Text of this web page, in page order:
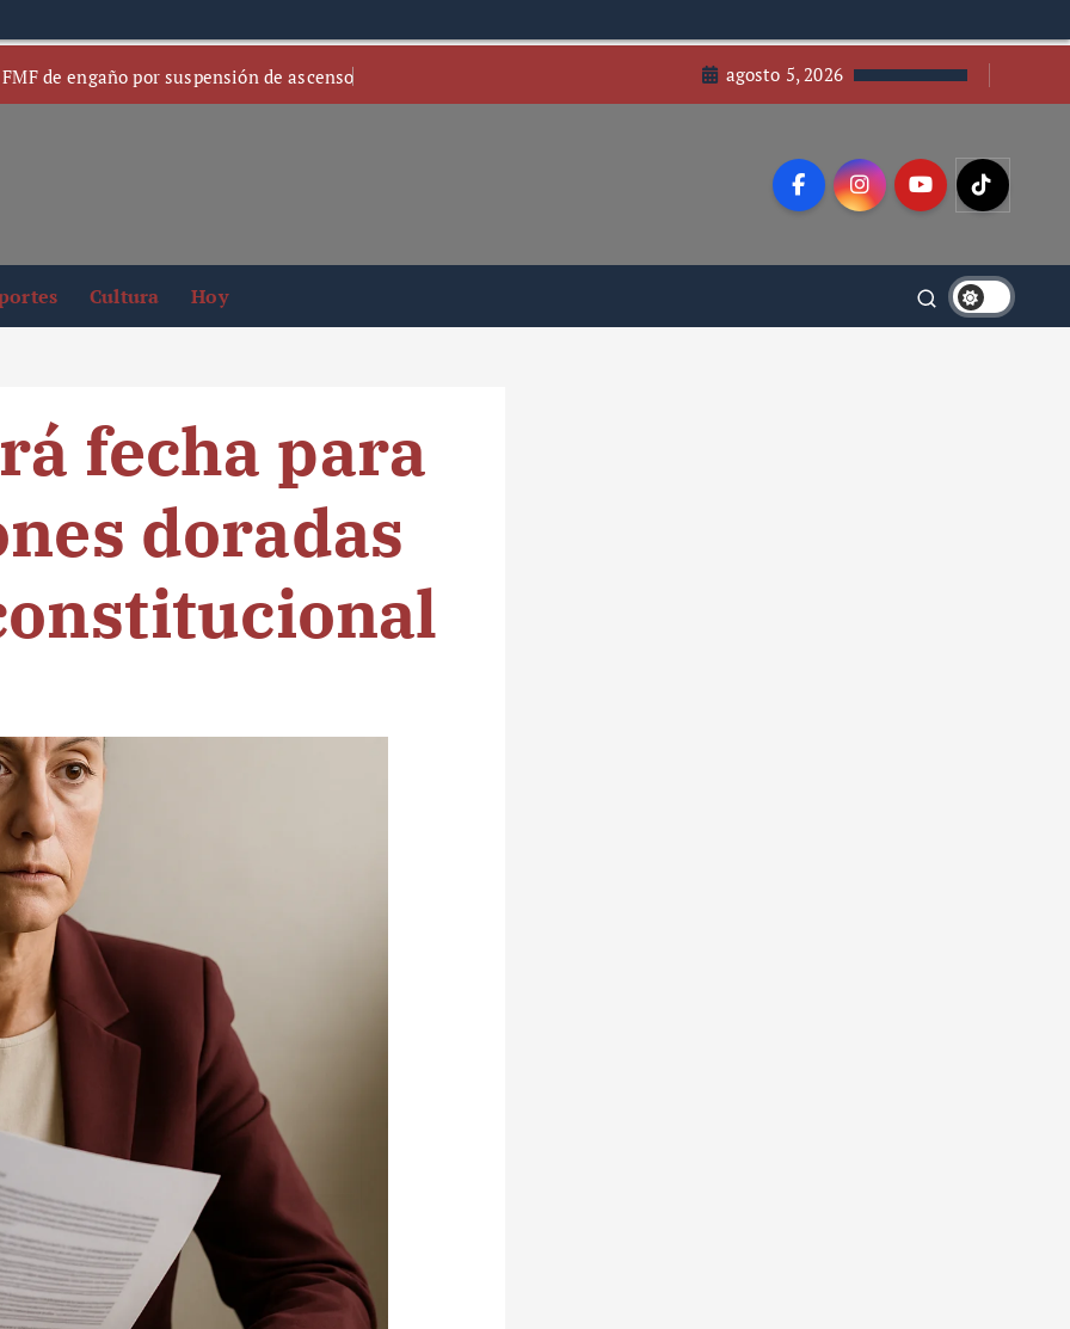
de engaño por suspensión de ascenso agosto 5, 2026
Cultura Hoy
fecha para
doradas